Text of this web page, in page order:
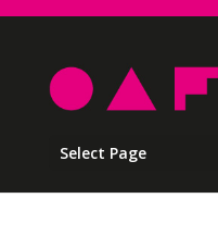
Select Page